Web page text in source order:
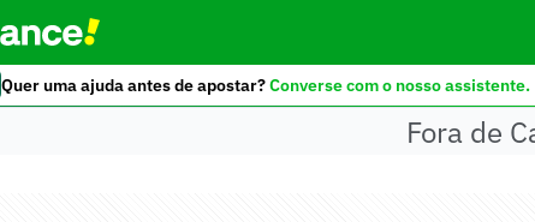
Quer uma ajuda antes de apostar?Converse com o nosso assistente.
Fora de